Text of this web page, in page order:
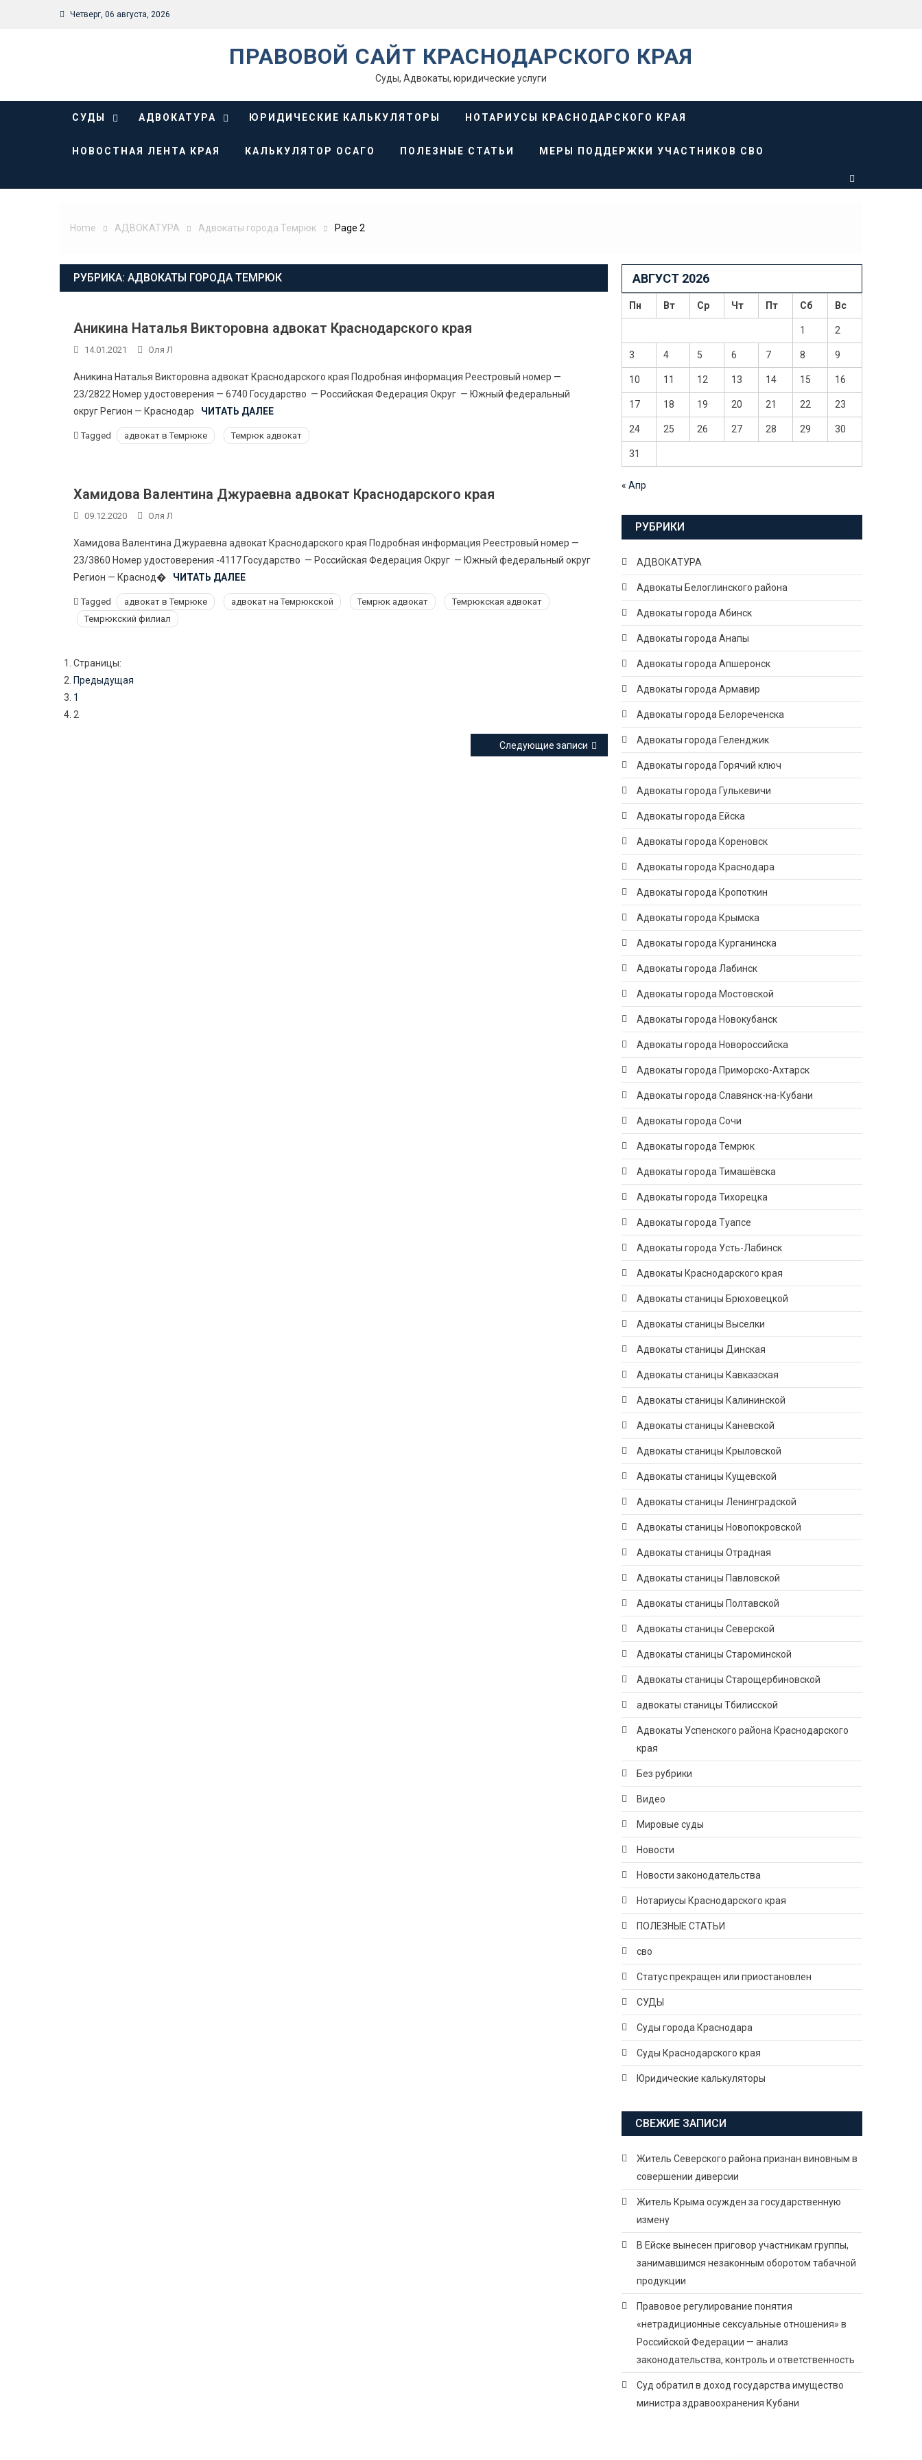
Четверг, 06 августа, 2026
ПРАВОВОЙ САЙТ КРАСНОДАРСКОГО КРАЯ
Суды, Адвокаты, юридические услуги
СУДЫ АДВОКАТУРА ЮРИДИЧЕСКИЕ КАЛЬКУЛЯТОРЫ НОТАРИУСЫ КРАСНОДАРСКОГО КРАЯ
НОВОСТНАЯ ЛЕНТА КРАЯ КАЛЬКУЛЯТОР ОСАГО ПОЛЕЗНЫЕ СТАТЬИ МЕРЫ ПОДДЕРЖКИ УЧАСТНИКОВ СВО
Home АДВОКАТУРА Адвокаты города Темрюк Page 2
РУБРИКА: АДВОКАТЫ ГОРОДА ТЕМРЮК
Аникина Наталья Викторовна адвокат Краснодарского края
14.01.2021 Оля Л
Аникина Наталья Викторовна адвокат Краснодарского края Подробная информация Реестровый номер —
23/2822 Номер удостоверения — 6740 Государство — Российская Федерация Округ — Южный федеральный
округ Регион — Краснодар
ЧИТАТЬ ДАЛЕЕ
Tagged адвокат в Темрюке Темрюк адвокат
Хамидова Валентина Джураевна адвокат Краснодарского края
09.12.2020 Оля Л
Хамидова Валентина Джураевна адвокат Краснодарского края Подробная информация Реестровый номер —
23/3860 Номер удостоверения -4117 Государство — Российская Федерация Округ — Южный федеральный округ
Регион — Краснод�
ЧИТАТЬ ДАЛЕЕ
Tagged адвокат в Темрюке адвокат на Темрюкской Темрюк адвокат
Темрюкская адвокат
Темрюкский филиал
Страницы:
Предыдущая
1
2
Следующие записи
АВГУСТ 2026
Пн Вт Ср Чт Пт Сб Вс
1 2
3 4 5 6 7 8 9
10 11 12 13 14 15 16
17 18 19 20 21 22 23
24 25 26 27 28 29 30
31
« Апр
РУБРИКИ
АДВОКАТУРА
Адвокаты Белоглинского района
Адвокаты города Абинск
Адвокаты города Анапы
Адвокаты города Апшеронск
Адвокаты города Армавир
Адвокаты города Белореченска
Адвокаты города Геленджик
Адвокаты города Горячий ключ
Адвокаты города Гулькевичи
Адвокаты города Ейска
Адвокаты города Кореновск
Адвокаты города Краснодара
Адвокаты города Кропоткин
Адвокаты города Крымска
Адвокаты города Курганинска
Адвокаты города Лабинск
Адвокаты города Мостовской
Адвокаты города Новокубанск
Адвокаты города Новороссийска
Адвокаты города Приморско-Ахтарск
Адвокаты города Славянск-на-Кубани
Адвокаты города Сочи
Адвокаты города Темрюк
Адвокаты города Тимашёвска
Адвокаты города Тихорецка
Адвокаты города Туапсе
Адвокаты города Усть-Лабинск
Адвокаты Краснодарского края
Адвокаты станицы Брюховецкой
Адвокаты станицы Выселки
Адвокаты станицы Динская
Адвокаты станицы Кавказская
Адвокаты станицы Калининской
Адвокаты станицы Каневской
Адвокаты станицы Крыловской
Адвокаты станицы Кущевской
Адвокаты станицы Ленинградской
Адвокаты станицы Новопокровской
Адвокаты станицы Отрадная
Адвокаты станицы Павловской
Адвокаты станицы Полтавской
Адвокаты станицы Северской
Адвокаты станицы Староминской
Адвокаты станицы Старощербиновской
адвокаты станицы Тбилисской
Адвокаты Успенского района Краснодарского
края
Без рубрики
Видео
Мировые суды
Новости
Новости законодательства
Нотариусы Краснодарского края
ПОЛЕЗНЫЕ СТАТЬИ
сво
Статус прекращен или приостановлен
СУДЫ
Суды города Краснодара
Суды Краснодарского края
Юридические калькуляторы
СВЕЖИЕ ЗАПИСИ
Житель Северского района признан виновным в
совершении диверсии
Житель Крыма осужден за государственную
измену
В Ейске вынесен приговор участникам группы,
занимавшимся незаконным оборотом табачной
продукции
Правовое регулирование понятия
«нетрадиционные сексуальные отношения» в
Российской Федерации — анализ
законодательства, контроль и ответственность
Суд обратил в доход государства имущество
министра здравоохранения Кубани